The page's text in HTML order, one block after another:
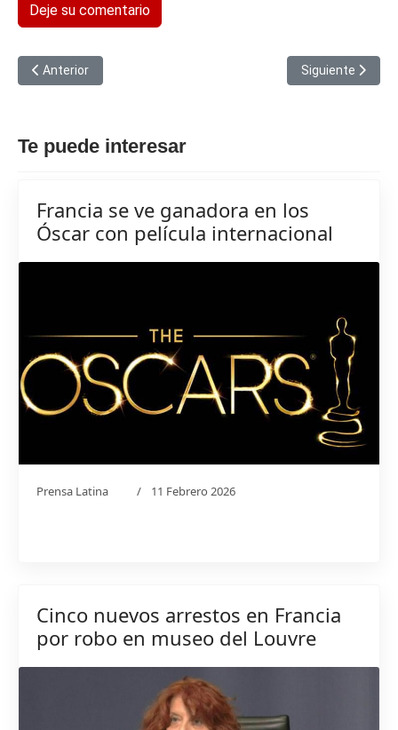
Deje su comentario
Artículo anterior: Escudo de plasma protegerá a la Tierra de
Anterior Artículo
Siguiente
Te puede interesar
Francia se ve ganadora en los
Óscar con película internacional
Prensa Latina 11 Febrero 2026
Cinco nuevos arrestos en Francia
por robo en museo del Louvre